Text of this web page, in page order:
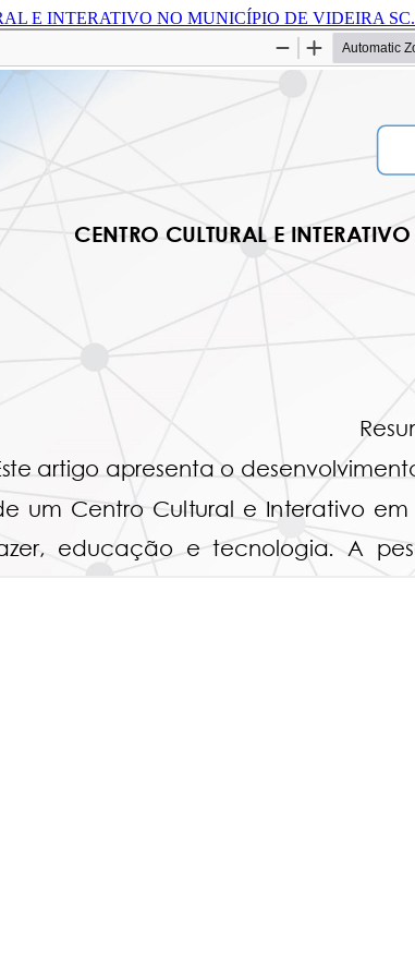
E INTERATIVO NO MUNICÍPIO DE VIDEIRA SC.